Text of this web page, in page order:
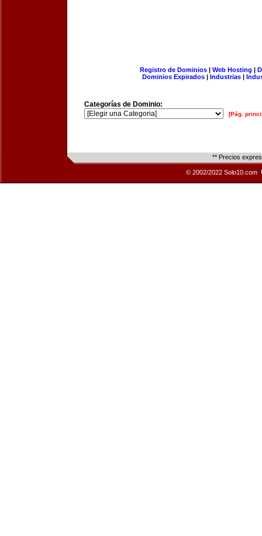
Registro de Dominios| Web Hosting |
Dominios Expirados | Industrias |
Categorías de Dominio:
[Pág.
** Precios
© 2002/2022 Solo10.com